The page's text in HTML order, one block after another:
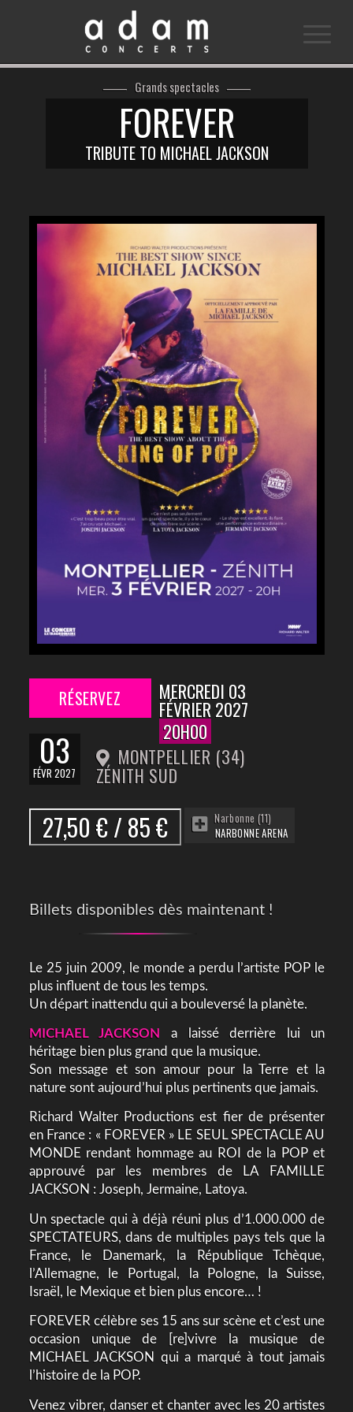
Grands spectacles
FOREVER
TRIBUTE TO MICHAEL JACKSON
RÉSERVEZ
03
FÉVR 2027
MERCREDI 03
FÉVRIER 2027
20H00
MONTPELLIER (34)
ZÉNITH SUD
27,50 € / 85 €
Narbonne (11)
NARBONNE ARENA
Billets disponibles dès maintenant !
Le 25 juin 2009, le monde a perdu l’artiste POP le
plus influent de tous les temps.
Un départ inattendu qui a bouleversé la planète.
MICHAEL JACKSON
a laissé derrière lui un
héritage bien plus grand que la musique.
Son message et son amour pour la Terre et la
nature sont aujourd’hui plus pertinents que jamais.
Richard Walter Productions est fier de présenter
en France : « FOREVER » LE SEUL SPECTACLE AU
MONDE rendant hommage au ROI de la POP et
approuvé par les membres de LA FAMILLE
JACKSON : Joseph, Jermaine, Latoya.
Un spectacle qui à déjà réuni plus d’1.000.000 de
SPECTATEURS, dans de multiples pays tels que la
France, le Danemark, la République Tchèque,
l’Allemagne, le Portugal, la Pologne, la Suisse,
Israël, le Mexique et bien plus encore… !
FOREVER célèbre ses 15 ans sur scène et c’est une
occasion unique de [re]vivre la musique de
MICHAEL JACKSON qui a marqué à tout jamais
l’histoire de la POP.
Venez vibrer, danser et chanter avec les 20 artistes